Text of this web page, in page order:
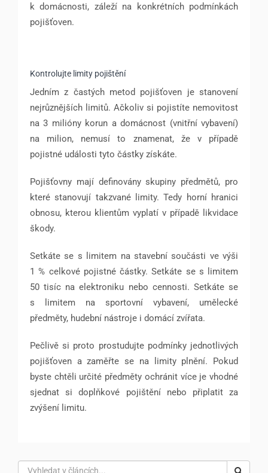
k domácnosti, záleží na konkrétních podmínkách
pojišťoven.
Kontrolujte limity pojištění
Jedním z častých metod pojišťoven je stanovení
nejrůznějších limitů. Ačkoliv si pojistíte nemovitost
na 3 milióny korun a domácnost (vnitřní vybavení)
na milion, nemusí to znamenat, že v případě
pojistné události tyto částky získáte.
Pojišťovny mají definovány skupiny předmětů, pro
které stanovují takzvané limity. Tedy horní hranici
obnosu, kterou klientům vyplatí v případě likvidace
škody.
Setkáte se s limitem na stavební součásti ve výši
1 % celkové pojistné částky. Setkáte se s limitem
50 tisíc na elektroniku nebo cennosti. Setkáte se
s limitem na sportovní vybavení, umělecké
předměty, hudební nástroje i domácí zvířata.
Pečlivě si proto prostudujte podmínky jednotlivých
pojišťoven a zaměřte se na limity plnění. Pokud
byste chtěli určité předměty ochránit více je vhodné
sjednat si doplňkové pojištění nebo připlatit za
zvýšení limitu.